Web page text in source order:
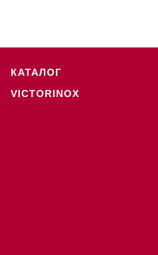
КАТАЛОГ
VICTORINOX